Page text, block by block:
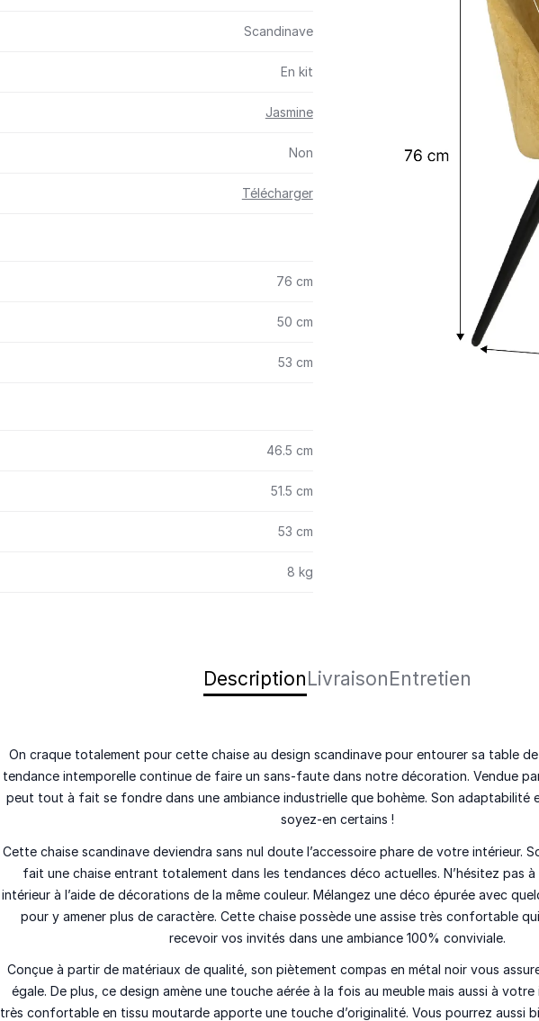
Scandinave
En kit
Jasmine
Non
Télécharger
76 cm
50 cm
53 cm
46.5 cm
51.5 cm
53 cm
8 kg
DescriptionLivraisonEntretien
On craque totalement pour cette chaise au design scandinavepour entourer sa table de
tendance intemporelle continue de faire un sans-faute dans notre décoration. Vendue
peut tout à fait se fondre dans une ambiance industrielleque bohème. Son adaptabilité
soyez-en certains !
Cette chaise scandinave deviendra sans nul doute l’accessoire phare de votre intérieur.
fait une chaise entrant totalement dans les tendances déco actuelles. N’hésitez pas
intérieur à l’aide de décorations de la même couleur. Mélangez une déco épurée avec
pour y amener plus de caractère. Cette chaise possède une assise très confortable
recevoir vos invités dans une ambiance 100% conviviale.
Conçue à partir de matériaux de qualité, son piètement compas en métal noirvous
égale. De plus, ce design amène une touche aérée à la fois au meuble mais aussi à
très confortable en tissu moutarde apporte une touche d’originalité. Vous pourrez aussi